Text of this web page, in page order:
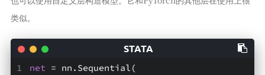
类似。
net = nn.Sequential(